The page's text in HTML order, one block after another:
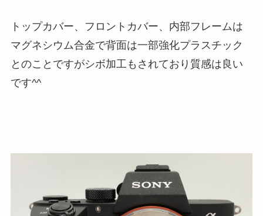
トップカバー、フロントカバー、内部フレームは
マグネシウム合金で背面は一部強化プラスチック
とのことですがシボ加工もされており質感は良い
です^^